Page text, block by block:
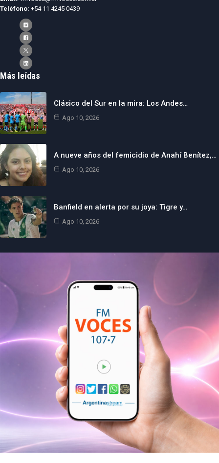
Teléfono: +54 11 4245 0439
Más leídas
Clásico del Sur en la mira: Los Andes…
Ago 10, 2026
A nueve años del femicidio de Anahí Benítez,…
Ago 10, 2026
Banfield en alerta por su joya: Tigre y…
Ago 10, 2026